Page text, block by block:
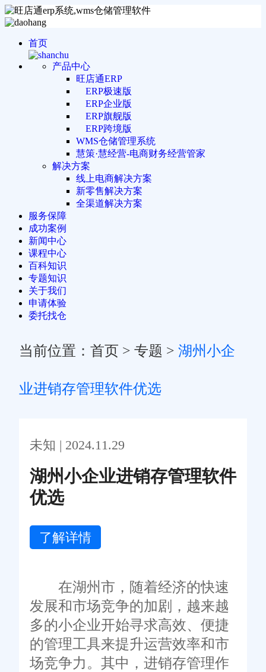
首页
产品中心
旺店通ERP
ERP极速版
ERP企业版
ERP旗舰版
ERP跨境版
WMS仓储管理系统
慧策·慧经营-电商财务经营管家
解决方案
线上电商解决方案
新零售解决方案
全渠道解决方案
服务保障
成功案例
新闻中心
课程中心
百科知识
专题知识
关于我们
申请体验
委托找仓
当前位置： 首页 > 专题 > 湖州小企
业进销存管理软件优选
未知 | 2024.11.29
湖州小企业进销存管理软件
优选
了解详情
在湖州市，随着经济的快速
发展和市场竞争的加剧，越来越
多的小企业开始寻求高效、便捷
的管理工具来提升运营效率和市
场竞争力。其中，进销存管理作